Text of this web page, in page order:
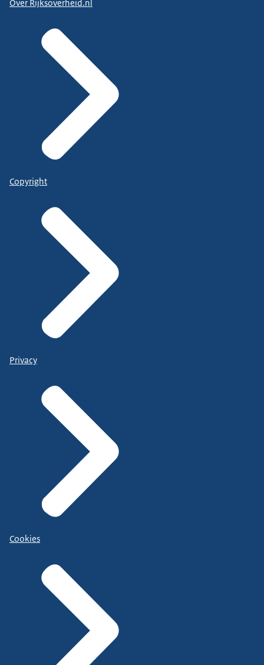
Over Rijksoverheid.nl
Copyright
Privacy
Cookies